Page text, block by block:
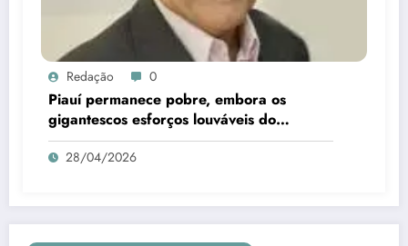
Redação 0
Piauí permanece pobre, embora os
gigantescos esforços louváveis do
governador Rafael Fonteles para mudar o
cenário
28/04/2026